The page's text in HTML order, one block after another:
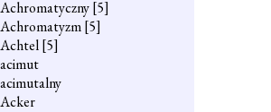
Achromatyczny[5]
Achromatyzm[5]
Achtel[5]
acimut
acimutalny
Acker